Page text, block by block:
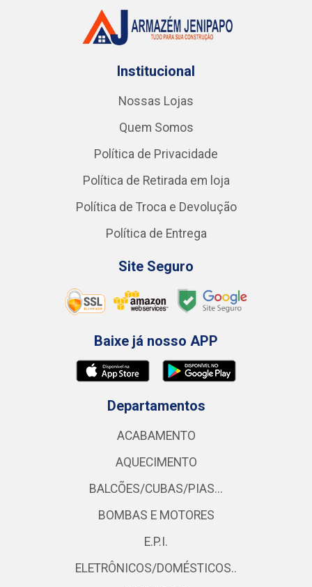
Institucional
Nossas Lojas
Quem Somos
Política de Privacidade
Política de Retirada em loja
Política de Troca e Devolução
Política de Entrega
Site Seguro
Baixe já nosso APP
Departamentos
ACABAMENTO
AQUECIMENTO
BALCÕES/CUBAS/PIAS...
BOMBAS E MOTORES
E.P.I.
ELETRÔNICOS/DOMÉSTICOS..